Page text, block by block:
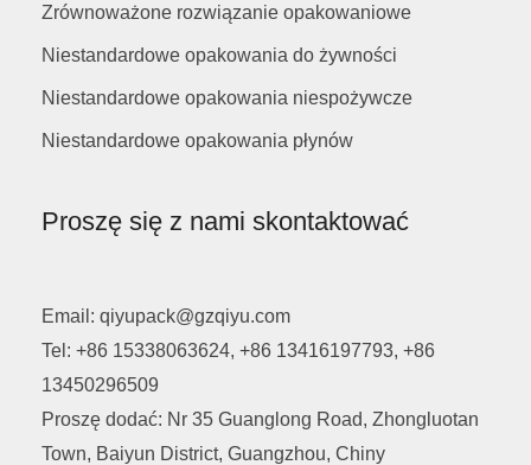
Zrównoważone rozwiązanie opakowaniowe
Niestandardowe opakowania do żywności
Niestandardowe opakowania niespożywcze
Niestandardowe opakowania płynów
Proszę się z nami skontaktować
Email: qiyupack@gzqiyu.com
Tel: +86 15338063624, +86 13416197793, +86
13450296509
Proszę dodać: Nr 35 Guanglong Road, Zhongluotan
Town, Baiyun District, Guangzhou, Chiny